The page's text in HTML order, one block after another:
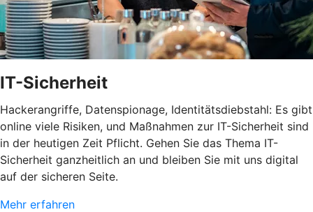
IT-Sicherheit
Hackerangriffe, Datenspionage, Identitätsdiebstahl: Es gibt
online viele Risiken, und Maßnahmen zur IT-Sicherheit sind
in der heutigen Zeit Pflicht. Gehen Sie das Thema IT-
Sicherheit ganzheitlich an und bleiben Sie mit uns digital
auf der sicheren Seite.
Mehr erfahren